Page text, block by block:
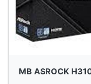
MB ASROCK